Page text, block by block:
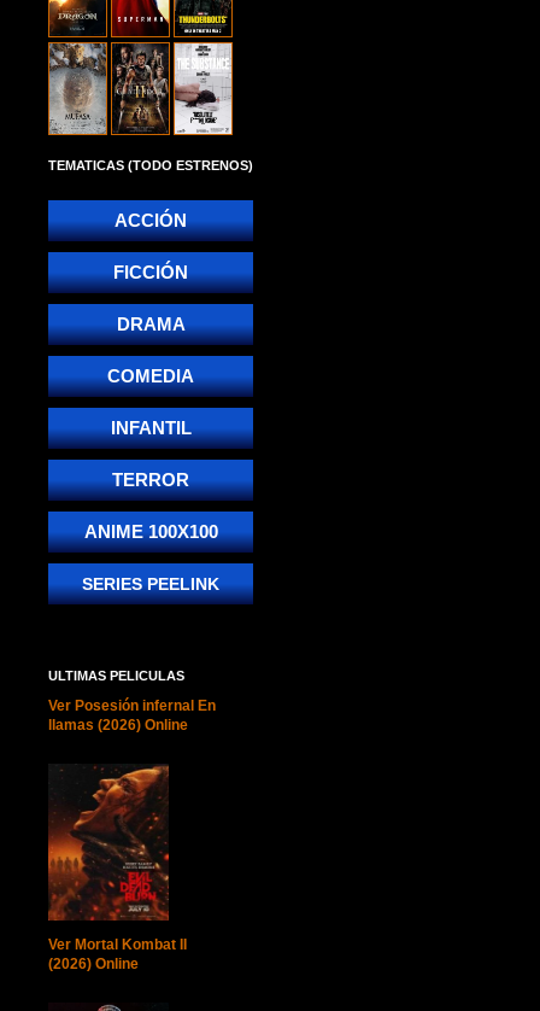
TEMATICAS (TODO ESTRENOS)
ACCIÓN
FICCIÓN
DRAMA
COMEDIA
INFANTIL
TERROR
ANIME 100X100
SERIES PEELINK
ULTIMAS PELICULAS
Ver Posesión infernal En
llamas (2026) Online
Ver Mortal Kombat II
(2026) Online